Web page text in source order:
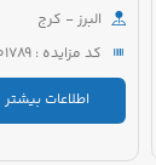
البرز - کرج
کد مزایده : 4821400404001789
اطلاعات بیشتر